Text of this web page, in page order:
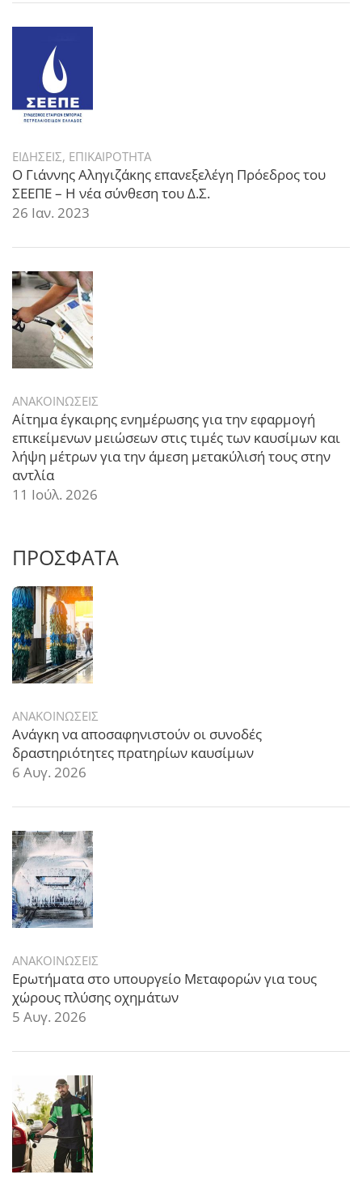
ΕΙΔΗΣΕΙΣ, ΕΠΙΚΑΙΡΟΤΗΤΑ
Ο Γιάννης Αληγιζάκης επανεξελέγη Πρόεδρος του
ΣΕΕΠΕ – Η νέα σύνθεση του Δ.Σ.
26 Ιαν. 2023
ΑΝΑΚΟΙΝΩΣΕΙΣ
Αίτημα έγκαιρης ενημέρωσης για την εφαρμογή
επικείμενων μειώσεων στις τιμές των καυσίμων και
λήψη μέτρων για την άμεση μετακύλισή τους στην
αντλία
11 Ιούλ. 2026
ΠΡΟΣΦΑΤΑ
ΑΝΑΚΟΙΝΩΣΕΙΣ
Ανάγκη να αποσαφηνιστούν οι συνοδές
δραστηριότητες πρατηρίων καυσίμων
6 Αυγ. 2026
ΑΝΑΚΟΙΝΩΣΕΙΣ
Ερωτήματα στο υπουργείο Μεταφορών για τους
χώρους πλύσης οχημάτων
5 Αυγ. 2026